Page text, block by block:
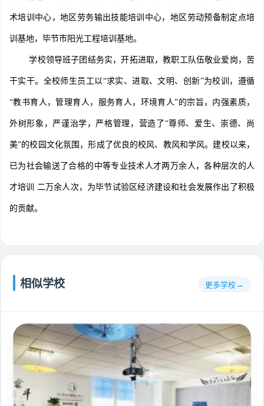
术培训中心，地区劳务输出技能培训中心，地区劳动预备制定点培
训基地，毕节市阳光工程培训基地。
学校领导班子团结务实，开拓进取，教职工队伍敬业爱岗，苦
干实干。全校师生员工以“求实、进取、文明、创新”为校训，遵循
“教书育人，管理育人，服务育人，环境育人”的宗旨，内强素质，
外树形象，严谨治学，严格管理，营造了“尊师、爱生、崇德、尚
美”的校园文化氛围，形成了优良的校风、教风和学风。建校以来，
已为社会输送了合格的中等专业技术人才两万余人，各种层次的人
才培训 二万余人次，为毕节试验区经济建设和社会发展作出了积极
的贡献。
相似学校 更多学校